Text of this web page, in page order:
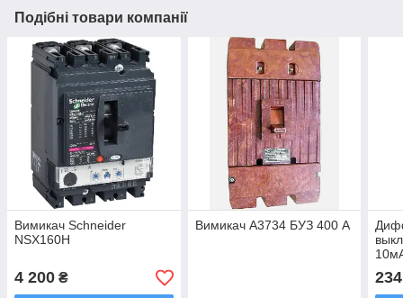
Подібні товари компанії
Вимикач Schneider
NSX160H
4 200 ₴
Вимикач А3734 БУЗ 400 А
234